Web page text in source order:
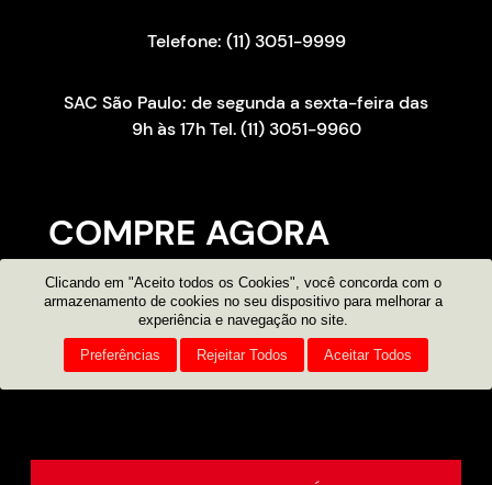
COMPRE AGORA
Consultor on-line
Atendimento por e-mail
Telefone: (11) 3051-9999
SAC São Paulo: de segunda a sexta-feira das
9h às 17h Tel. (11) 3051-9960
Clicando em "Aceito todos os Cookies", você concorda com o
armazenamento de cookies no seu dispositivo para melhorar a
experiência e navegação no site.
Preferências Rejeitar Todos Aceitar Todos